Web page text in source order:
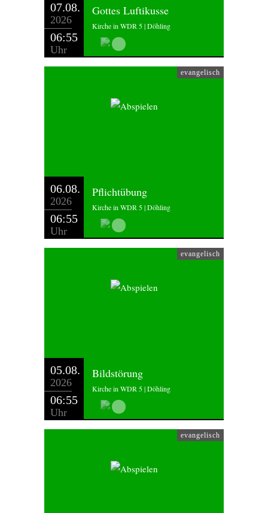
07.08.
2026
06:55
Uhr
Gottes Luftikusse
Kirche in WDR 5 | Döhling
evangelisch
06.08.
2026
06:55
Uhr
Pflichtübung
Kirche in WDR 5 | Döhling
evangelisch
05.08.
2026
06:55
Uhr
Bildstörung
Kirche in WDR 5 | Döhling
evangelisch